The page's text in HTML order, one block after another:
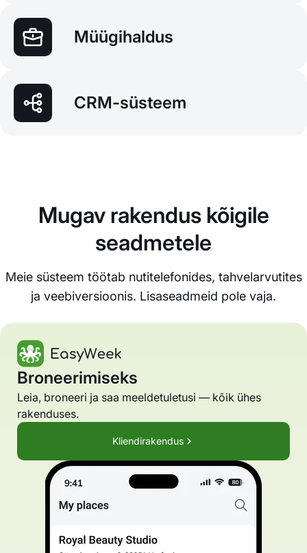
Müügihaldus
CRM-süsteem
Mugav rakendus kõigile
seadmetele
Meie süsteem töötab nutitelefonides, tahvelarvutites
ja veebiversioonis. Lisaseadmeid pole vaja.
Broneerimiseks
Leia, broneeri ja saa meeldetuletusi — kõik ühes
rakenduses.
Kliendirakendus